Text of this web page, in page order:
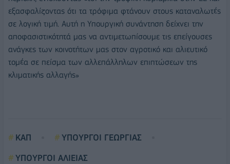
εξασφαλίζοντας ότι τα τρόφιμα φτάνουν στους καταναλωτές
σε λογική τιμή. Αυτή η Υπουργική συνάντηση δείχνει την
αποφασιστικότητά μας να αντιμετωπίσουμε τις επείγουσες
ανάγκες των κοινοτήτων μας στον αγροτικό και αλιευτικό
τομέα σε πείσμα των αλλεπάλληλων επιπτώσεων της
κλιματικής αλλαγής»
ΚΑΠ
ΥΠΟΥΡΓΟΙ ΓΕΩΡΓΙΑΣ
ΥΠΟΥΡΓΟΙ ΑΛΙΕΙΑΣ